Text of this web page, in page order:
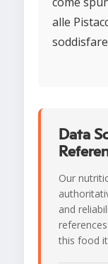
alle
Data
Our
and
this food